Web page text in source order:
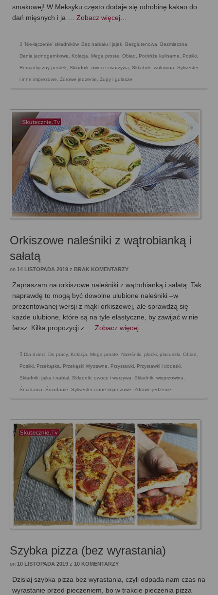
smakowej! W Meksyku często dodaje się odrobinę kakao do
dań mięsnych i ja … Zobacz więcej…
'Nie-łączenie' składników, Bez nabiału i jajek Bezglutenowa Bezmleczna
Dania jednogarnkowe Kolacja Mega proste Obiad Podróże kulinarne Posiłki
Romantyczny posiłek Składnik: owoce i warzywa Składnik: wołowina Sylwester
i inne imprezowe Zdrowe jedzenie Zupy i gulasze
Orkiszowe naleśniki z wątrobianką i
sałatą
on 14 LISTOPADA 2019 z BRAK KOMENTARZY
Zapraszam na orkiszowe naleśniki z wątrobianką i sałatą. Tak
naprawdę to mogą być dowolne ulubione naleśniki –w
prezentowanej wersji z mąki orkiszowej, ale sprawdzą się
każde ulubione, które są na tyle elastyczne, by zawijać w nie
farsz. Kilka propozycji z … Zobacz więcej…
Dla dzieci Do pracy, Kolacja Mega proste Naleśniki, placki, placuszki Obiad
Posiłki Przekąska Przekąski Wytrawne Przystawki Przystawki i dodatki
Składnik: jajka i nabiał Składnik: owoce i warzywa Składnik: wieprzowina
Śniadania Śniadanie Sylwester i inne imprezowe Zdrowe jedzenie
Szybka pizza (bez wyrastania)
on 10 LISTOPADA 2019 z 10 KOMENTARZY
Dzisiaj szybka pizza bez wyrastania, czyli odpada nam czas na
wyrastanie przed pieczeniem, bo w trakcie pieczenia pizza